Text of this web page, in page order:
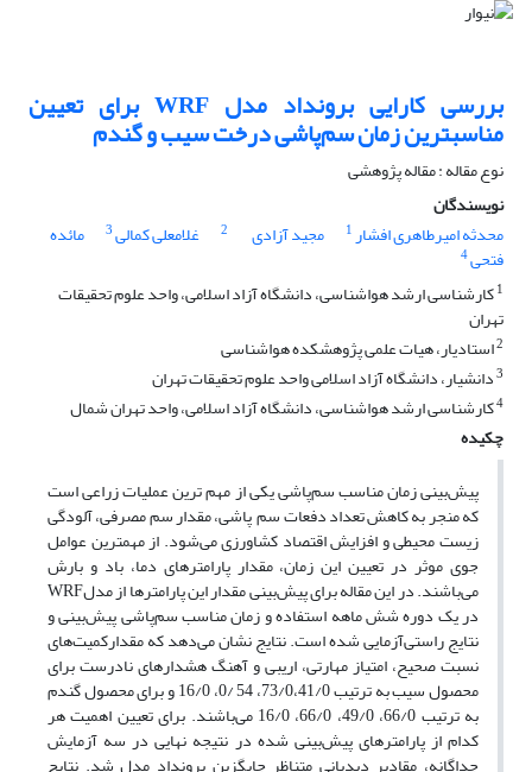
بررسی کارایی برونداد مدل WRF برای تعیین
مناسبترین زمان سم‌پاشی درخت سیب و گندم
نوع مقاله : مقاله پژوهشی
نویسندگان
محدثه امیرطاهری افشار1 مجید آزادی 2 غلامعلی کمالی3 مائده
فتحی4
1کارشناسی ارشد هواشناسی، دانشگاه آزاد اسلامی، واحد علوم تحقیقات
تهران
2استادیار، هیات علمی پژوهشکده هواشناسی
3دانشیار، دانشگاه آزاد اسلامی واحد علوم تحقیقات تهران
4کارشناسی ارشد هواشناسی، دانشگاه آزاد اسلامی، واحد تهران شمال
چکیده
پیش‌بینی زمان مناسب سم‌پاشی یکی از مهم ترین عملیات زراعی است
که منجر به کاهش تعداد دفعات سم پاشی، مقدار سم مصرفی، آلودگی
زیست محیطی و افزایش اقتصاد کشاورزی می‌شود. از مهمترین عوامل
جوی موثر در تعیین این زمان، مقدار پارامتر‌های دما، باد و بارش
می‌باشند. در این مقاله برای پیش‌بینی مقدار این پارامتر‌ها از مدلWRF
در یک دوره‌ شش ماهه استفاده و زمان مناسب سم‌پاشی پیش‌بینی و
نتایج راستی‌آزمایی شده است. نتایج نشان می‌دهد که مقدارکمیت‌های
نسبت صحیح، امتیاز مهارتی، اریبی و آهنگ هشدار‌های نادرست برای
محصول سیب به ترتیب 73/0،41/0، 54 /0، 16/0 و برای محصول گندم
به ترتیب 66/0، 49/0، 66/0، 16/0 می‌باشند. برای تعیین اهمیت هر
کدام از پارامتر‌های پیش‌بینی شده در نتیجه نهایی در سه آزمایش